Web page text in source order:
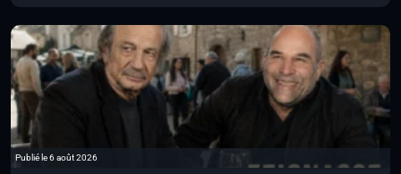
Publié le 6 août 2026